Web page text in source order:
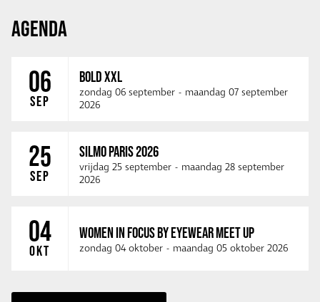
AGENDA
06
SEP
BOLD XXL
zondag 06 september - maandag 07 september
2026
25
SEP
SILMO PARIS 2026
vrijdag 25 september - maandag 28 september
2026
04
OKT
WOMEN IN FOCUS BY EYEWEAR MEET UP
zondag 04 oktober - maandag 05 oktober 2026